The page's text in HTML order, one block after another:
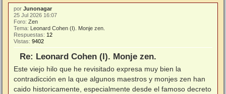
por Junonagar
25 Jul 2026 16:07
Foro: Zen
Tema:
Leonard Cohen (I). Monje zen.
Respuestas: 12
Vistas: 9402
Re: Leonard Cohen (I). Monje zen.
Este viejo hilo que he revisitado expresa muy bien la
contradicción en la que algunos maestros y monjes zen han
caido historicamente, especialmente desde el famoso decreto